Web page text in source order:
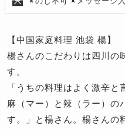
【中国家庭料理 池袋 楊】
楊さんのこだわりは四川の
す。
「うちの料理はよく激辛
麻（マー）と辣（ラー）の
す。」と楊さん。楊さんの